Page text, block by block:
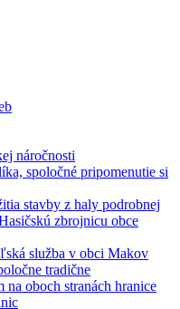
náročnosti
spoločné pripomenutie si
stavby z haly podrobnej
zbrojnicu obce
služba v obci Makov
tradične
oboch stranách hranice